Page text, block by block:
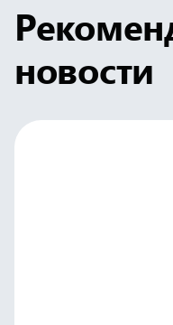
новости